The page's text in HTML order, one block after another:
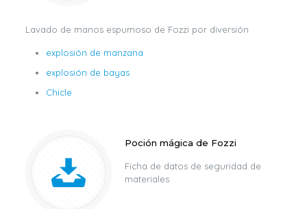
Lavado de manos espumoso de Fozzi por diversión
explosión de manzana
explosión de bayas
Chicle
Poción mágica de Fozzi
Ficha de datos de seguridad de
materiales